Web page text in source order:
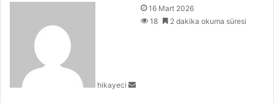
hikayeci
16 Mart 2026
18
2 dakika okuma süresi